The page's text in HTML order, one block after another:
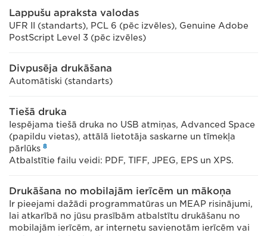
Lappušu apraksta valodas
UFR II (standarts), PCL 6 (pēc izvēles), Genuine Adobe
PostScript Level 3 (pēc izvēles)
Divpusēja drukāšana
Automātiski (standarts)
Tiešā druka
Iespējama tiešā druka no USB atmiņas, Advanced Space
(papildu vietas), attālā lietotāja saskarne un tīmekļa
pārlūks 8
Atbalstītie failu veidi: PDF, TIFF, JPEG, EPS un XPS.
Drukāšana no mobilajām ierīcēm un mākoņa
Ir pieejami dažādi programmatūras un MEAP risinājumi,
lai atkarībā no jūsu prasībām atbalstītu drukāšanu no
mobilajām ierīcēm, ar internetu savienotām ierīcēm vai